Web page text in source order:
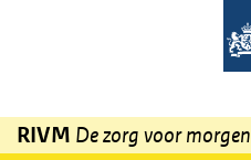
Overslaan en naar de inhoud gaan
RIVM De zorg voor morgen